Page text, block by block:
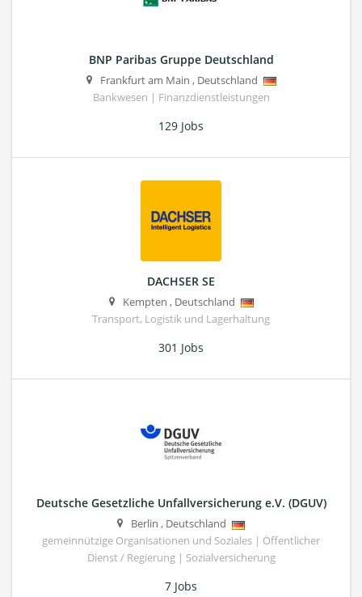
BNP Paribas Gruppe Deutschland
Frankfurt am Main , Deutschland
Bankwesen | Finanzdienstleistungen
129 Jobs
DACHSER SE
Kempten , Deutschland
Transport, Logistik und Lagerhaltung
301 Jobs
Deutsche Gesetzliche Unfallversicherung e.V. (DGUV)
Berlin , Deutschland
gemeinnützige Organisationen und Soziales | Öffentlicher
Dienst / Regierung | Sozialversicherung
7 Jobs